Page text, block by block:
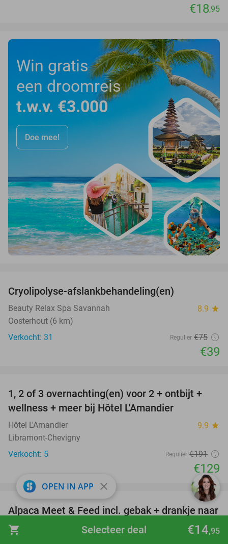
shopping_cart €14,95
Selecteer deal
€18,95
Win gratis
een droomreis
t.w.v. €3.000
Doe mee!
Cryolipolyse-afslankbehandeling(en)
Beauty Relax Spa Savannah 8.9 star
Oosterhout (6 km)
Verkocht: 31
Regulier €75
€39
32%
TODAY
1, 2 of 3 overnachting(en) voor 2 + ontbijt +
wellness + meer bij Hôtel L'Amandier
Hôtel L'Amandier 9.9 star
Libramont-Chevigny
Verkocht: 5
Regulier €191
€129
43%
favorite_border
Alpaca Meet & Feed incl. gebak + drankje naar
keuze of 12-uurtje bij Wilgenhart
OPEN IN APP close